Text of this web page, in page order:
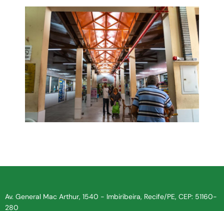
Av. General Mac Arthur, 1540 - Imbiribeira, Recife/PE, CEP: 51160-
280